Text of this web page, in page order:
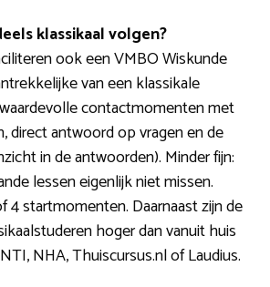
klassikaal volgen?
ook een VMBO Wiskunde
van een klassikale
contactmomenten met
direct antwoord op vragen en de
in de antwoorden). Minder fijn:
lessen eigenlijk niet missen.
4 startmomenten. Daarnaast zijn de
hoger dan vanuit huis
NHA, Thuiscursus.nl of Laudius.